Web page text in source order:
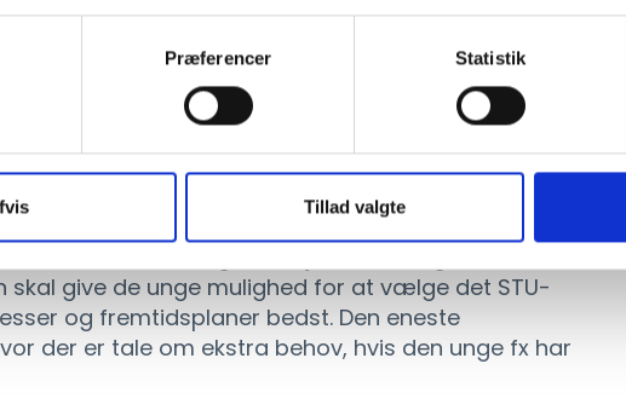
Præferencer Statistik
Tillad valgte
hvor de har det godt. Det er det vigtigste. Vi
hvor vi beskriver, hvad de kan, og hvad de
ud i noget, de ikke trives i.”
som er vigtigt at kende til, er, at kommunen nu
to STU-tilbud, og et tredje, som de selv kan
er på samme serviceniveau. Flere kommuner
flere tilbud, og alle vejleder de unge i forhold
skal give de unge mulighed for at vælge det STU-
og fremtidsplaner bedst. Den eneste
der er tale om ekstra behov, hvis den unge fx har